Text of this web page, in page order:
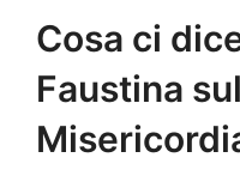
Cosa ci
Faustina